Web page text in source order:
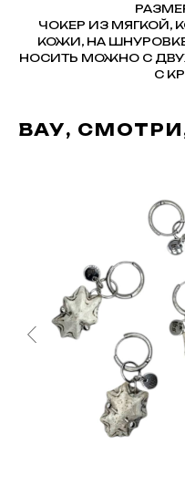
ЧОКЕР ИЗ
КОЖИ, НА
НОСИТЬ МОЖНО С
С
ВАУ,